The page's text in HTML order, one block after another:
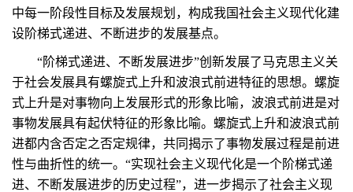
中每一阶段性目标及发展规划，构成我国社会主义现代化建
设阶梯式递进、不断进步的发展基点。
“阶梯式递进、不断发展进步”创新发展了马克思主义关
于社会发展具有螺旋式上升和波浪式前进特征的思想。螺旋
式上升是对事物向上发展形式的形象比喻，波浪式前进是对
事物发展具有起伏特征的形象比喻。螺旋式上升和波浪式前
进都内含否定之否定规律，共同揭示了事物发展过程是前进
性与曲折性的统一。“实现社会主义现代化是一个阶梯式递
进、不断发展进步的历史过程”，进一步揭示了社会主义现